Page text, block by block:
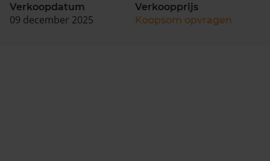
Verkoopdatum
09 december 2025
Verkoopprijs
Koopsom opvragen